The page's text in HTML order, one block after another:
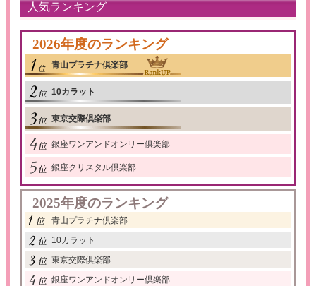
人気ランキング
2026年度のランキング
青山プラチナ倶楽部
10カラット
東京交際倶楽部
銀座ワンアンドオンリー倶楽部
銀座クリスタル倶楽部
2025年度のランキング
青山プラチナ倶楽部
10カラット
東京交際倶楽部
銀座ワンアンドオンリー倶楽部